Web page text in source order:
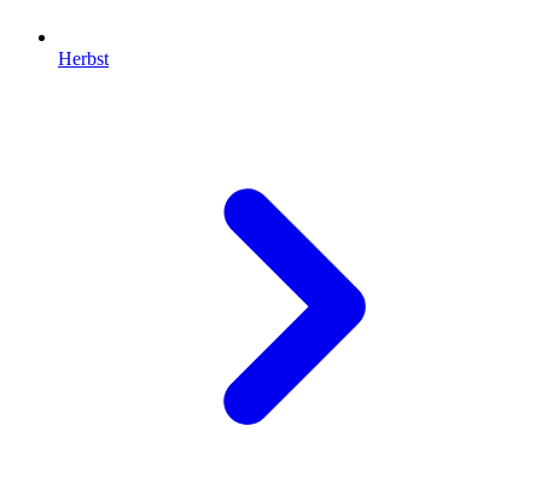
Herbst